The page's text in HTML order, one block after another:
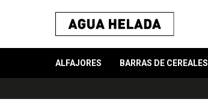
ALFAJORES BARRAS DE CEREALES